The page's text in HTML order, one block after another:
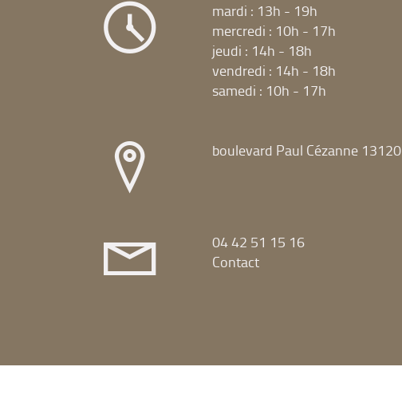
mardi : 13h - 19h
mercredi : 10h - 17h
jeudi : 14h - 18h
vendredi : 14h - 18h
samedi : 10h - 17h
boulevard Paul Cézanne
04 42 51 15 16
Contact